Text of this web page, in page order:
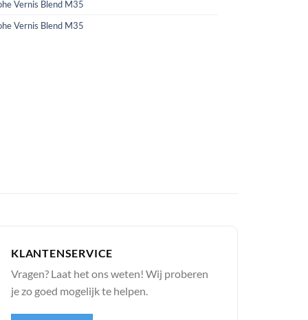
Vernis Blend M35
Vernis Blend M35
KLANTENSERVICE
Vragen? Laat het ons weten! Wij proberen
je zo goed mogelijk te helpen.